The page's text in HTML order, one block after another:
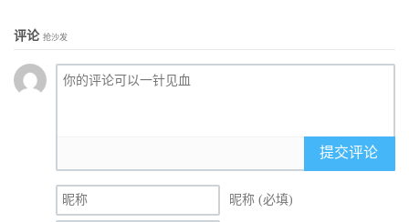
评论 抢沙发
提交评论
昵称 (必填)